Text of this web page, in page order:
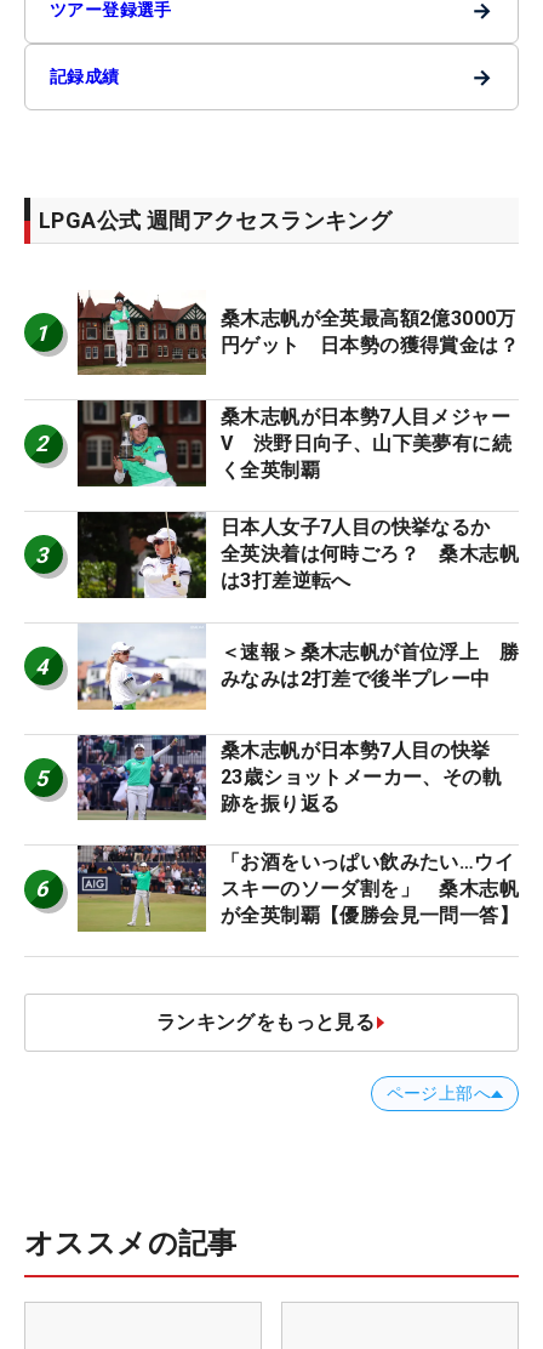
ツアー登録選手 →
記録成績 →
LPGA公式 週間アクセスランキング
1
桑木志帆が全英最高額2億3000万
円ゲット 日本勢の獲得賞金は？
2
桑木志帆が日本勢7人目メジャー
V 渋野日向子、山下美夢有に続
く全英制覇
3
日本人女子7人目の快挙なるか
全英決着は何時ごろ？ 桑木志帆
は3打差逆転へ
4
＜速報＞桑木志帆が首位浮上 勝
みなみは2打差で後半プレー中
5
桑木志帆が日本勢7人目の快挙
23歳ショットメーカー、その軌
跡を振り返る
6
「お酒をいっぱい飲みたい…ウイ
スキーのソーダ割を」 桑木志帆
が全英制覇【優勝会見一問一答】
ランキングをもっと見る
ページ上部へ
オススメの記事